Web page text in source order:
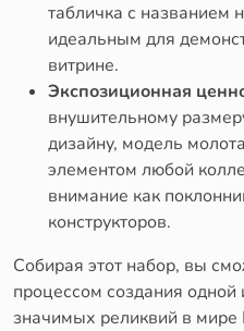
табличка с названием
идеальным для
витрине.
Экспозиционная
внушительному
дизайну, модель
элементом любой
внимание как
конструкторов.
Собирая этот набор, вы
процессом создания
значимых реликвий в мире